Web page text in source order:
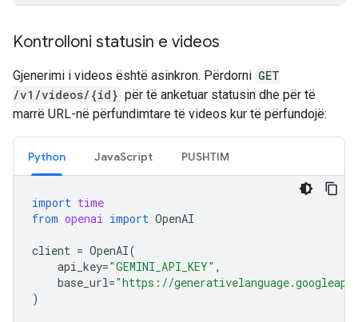
Kontrolloni statusin e videos
Gjenerimi i videos është asinkron. Përdorni GET
/v1/videos/{id} për të anketuar statusin dhe për të
marrë URL-në përfundimtare të videos kur të përfundojë:
Python JavaScript PUSHTIM
import time
from openai import OpenAI
client = OpenAI(
api_key="GEMINI_API_KEY" ,
base_url="https://
)